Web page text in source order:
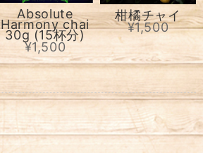
Absolute
Harmony chai
30g (15杯分)
¥1,500
柑橘チャイ
¥1,500